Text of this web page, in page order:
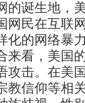
诞生地，
网民在互联
化的网络暴
来看，美国
攻击。在美
教信仰等相